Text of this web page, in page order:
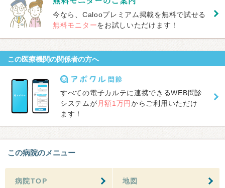
今なら、Calooプレミアム掲載を無料で試せる
無料モニターをお試しいただけます！
この医療機関の関係者の方へ
すべての電子カルテに連携できるWEB問診
システムが 月額1万円からご利用いただけ
ます！
この病院のメニュー
病院TOP 地図